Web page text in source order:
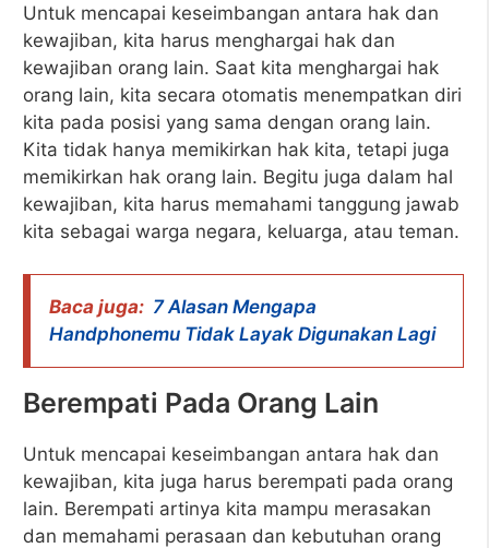
Untuk mencapai keseimbangan antara hak dan
kewajiban, kita harus menghargai hak dan
kewajiban orang lain. Saat kita menghargai hak
orang lain, kita secara otomatis menempatkan diri
kita pada posisi yang sama dengan orang lain.
Kita tidak hanya memikirkan hak kita, tetapi juga
memikirkan hak orang lain. Begitu juga dalam hal
kewajiban, kita harus memahami tanggung jawab
kita sebagai warga negara, keluarga, atau teman.
Baca juga: 7 Alasan Mengapa
Handphonemu Tidak Layak Digunakan Lagi
Berempati Pada Orang Lain
Untuk mencapai keseimbangan antara hak dan
kewajiban, kita juga harus berempati pada orang
lain. Berempati artinya kita mampu merasakan
dan memahami perasaan dan kebutuhan orang